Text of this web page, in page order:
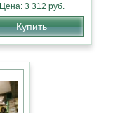
Цена: 3 312 руб.
Купить